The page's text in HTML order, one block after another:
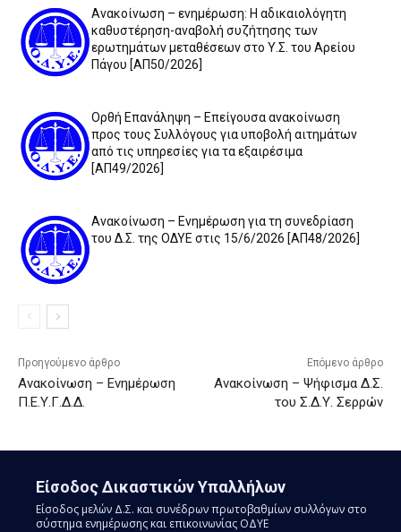
Ανακοίνωση – ενημέρωση: Η αδικαιολόγητη
καθυστέρηση-αναβολή συζήτησης των
ερωτημάτων μεταθέσεων στο Υ.Σ. του Αρείου
Πάγου [ΑΠ50/2026]
Ορθή Επανάληψη – Επείγουσα ανακοίνωση
προς τους Συλλόγους για υποβολή αιτημάτων
από τις υπηρεσίες για τα εξαιρέσιμα
[ΑΠ49/2026]
Ανακοίνωση – Ενημέρωση για τη συνεδρίαση
του Δ.Σ. της ΟΔΥΕ στις 15/6/2026 [ΑΠ48/2026]
Προηγούμενο άρθρο
Ανακοίνωση – Ενημέρωση
Π.Ε.Υ.Γ.Δ.Δ.
Επόμενο άρθρο
Ανακοίνωση – Ψήφισμα Δ.Σ.
του Σ.Δ.Υ. Σερρών
Είσοδος Δικαστικών Υπαλλήλων
Είσοδος μελών Δ.Σ. και συνέδρων πρωτοβαθμίων συλλόγων στο
σύστημα ενημέρωσης και επικοινωνίας ΟΔΥΕ